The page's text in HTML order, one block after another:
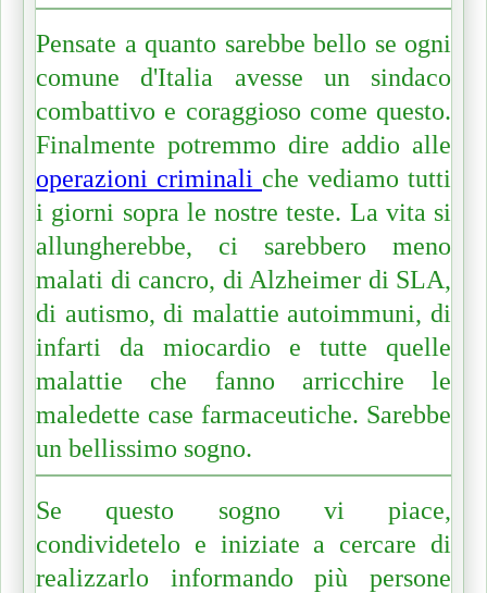
Pensate a quanto sarebbe bello se ogni
comune d'Italia avesse un sindaco
combattivo e coraggioso come questo.
Finalmente potremmo dire addio alle
operazioni criminali che vediamo tutti
i giorni sopra le nostre teste. La vita si
allungherebbe, ci sarebbero meno
malati di cancro, di Alzheimer di SLA,
di autismo, di malattie autoimmuni, di
infarti da miocardio e tutte quelle
malattie che fanno arricchire le
maledette case farmaceutiche. Sarebbe
un bellissimo sogno.
Se questo sogno vi piace,
condividetelo e iniziate a cercare di
realizzarlo informando più persone